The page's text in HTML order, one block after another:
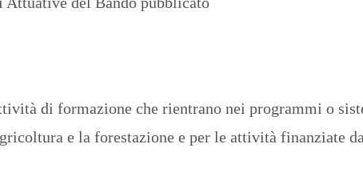
di formazione che rientrano nei programmi o
e la forestazione e per le attività finanziate